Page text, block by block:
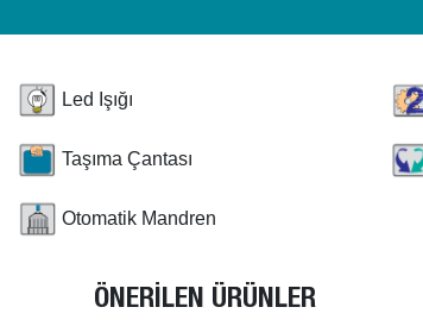
Led Işığı
Taşıma Çantası
Otomatik Mandren
ÖNERİLEN ÜRÜNLER